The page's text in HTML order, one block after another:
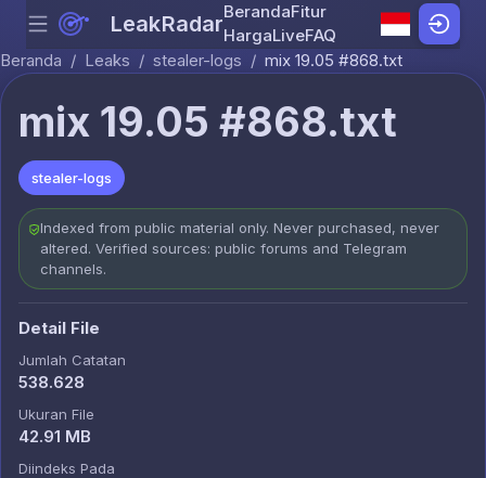
Skip to content
Menu LeakRadarBerandaFitur
HargaLiveFAQ
Beranda / Leaks / stealer-logs / mix 19.05 #868.txt
mix 19.05 #868.txt
stealer-logs
Indexed from public material only. Never purchased, never
altered. Verified sources: public forums and Telegram
channels.
Detail File
Jumlah Catatan
538.628
Ukuran File
42.91 MB
Diindeks Pada